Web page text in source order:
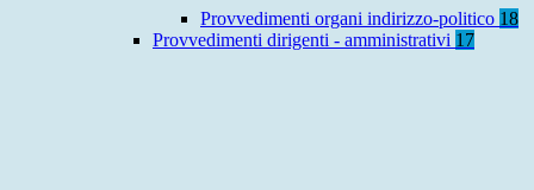
Provvedimenti organi indirizzo-politico 18
Provvedimenti dirigenti - amministrativi 17